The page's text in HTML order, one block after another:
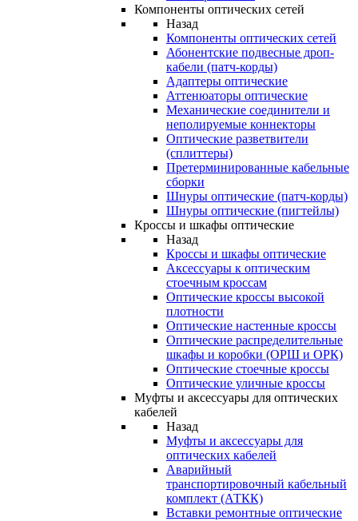
Компоненты оптических сетей
Назад
Компоненты оптических сетей
Абонентские подвесные дроп-
кабели (патч-корды)
Адаптеры оптические
Аттенюаторы оптические
Механические соединители и
неполируемые коннекторы
Оптические разветвители
(сплиттеры)
Претерминированные кабельные
сборки
Шнуры оптические (патч-корды)
Шнуры оптические (пигтейлы)
Кроссы и шкафы оптические
Назад
Кроссы и шкафы оптические
Аксессуары к оптическим
стоечным кроссам
Оптические кроссы высокой
плотности
Оптические настенные кроссы
Оптические распределительные
шкафы и коробки (ОРШ и ОРК)
Оптические стоечные кроссы
Оптические уличные кроссы
Муфты и аксессуары для оптических
кабелей
Назад
Муфты и аксессуары для
оптических кабелей
Аварийный
транспортировочный кабельный
комплект (АТКК)
Вставки ремонтные оптические